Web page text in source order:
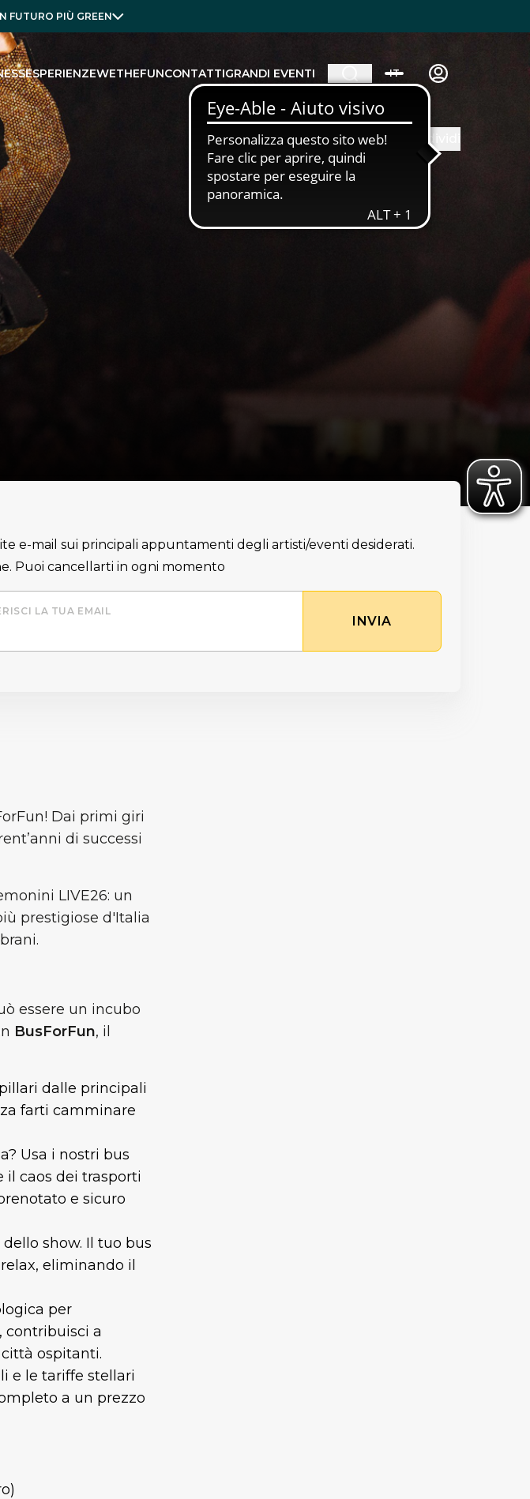
FUTURO PIÙ GREEN
ESPERIENZEWETHEFUNCONTATTIGRANDI EVENTI IT
e-mail sui principali appuntamenti degli artisti/eventi desiderati.
Puoi cancellarti in ogni momento
LA TUA EMAIL
INVIA
Dai primi giri
di successi
LIVE26: un
prestigiose d'Italia
essere un incubo
BusForFun, il
dalle principali
farti camminare
Usa i nostri bus
caos dei trasporti
e sicuro
show. Il tuo bus
eliminando il
per
contribuisci a
ospitanti.
e le tariffe stellari
a un prezzo